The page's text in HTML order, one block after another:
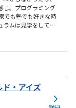
じ。プログラミング
でも塾でも好きな時
ラムは見学をしてい
いみたい。月1回は
たが、実施してな
本道だから迷うこと
供一人でも近い人
ないので詳しくはわ
す。気軽に入りや
ド・アイズ